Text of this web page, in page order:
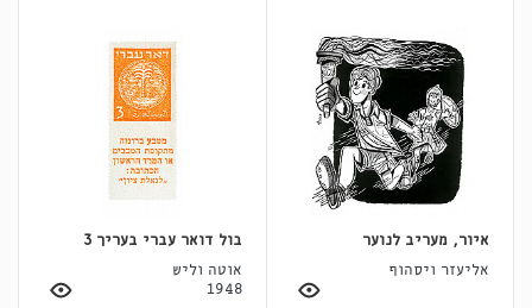
איור, מעריב לנוער
אליעזר ויסהוף
בול דואר עברי בעריך 3
אוטה וליש
1948